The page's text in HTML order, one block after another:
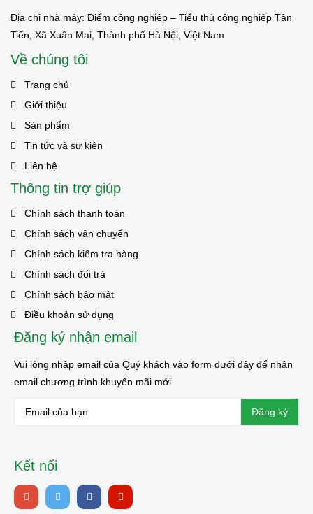
Địa chỉ nhà máy: Điểm công nghiệp – Tiểu thủ công nghiệp Tân
Tiến, Xã Xuân Mai, Thành phố Hà Nội, Việt Nam
Về chúng tôi
Trang chủ
Giới thiệu
Sản phẩm
Tin tức và sự kiện
Liên hệ
Thông tin trợ giúp
Chính sách thanh toán
Chính sách vận chuyển
Chính sách kiểm tra hàng
Chính sách đổi trả
Chính sách bảo mật
Điều khoản sử dụng
Đăng ký nhận email
Vui lòng nhập email của Quý khách vào form dưới đây để nhận
email chương trình khuyến mãi mới.
Kết nối